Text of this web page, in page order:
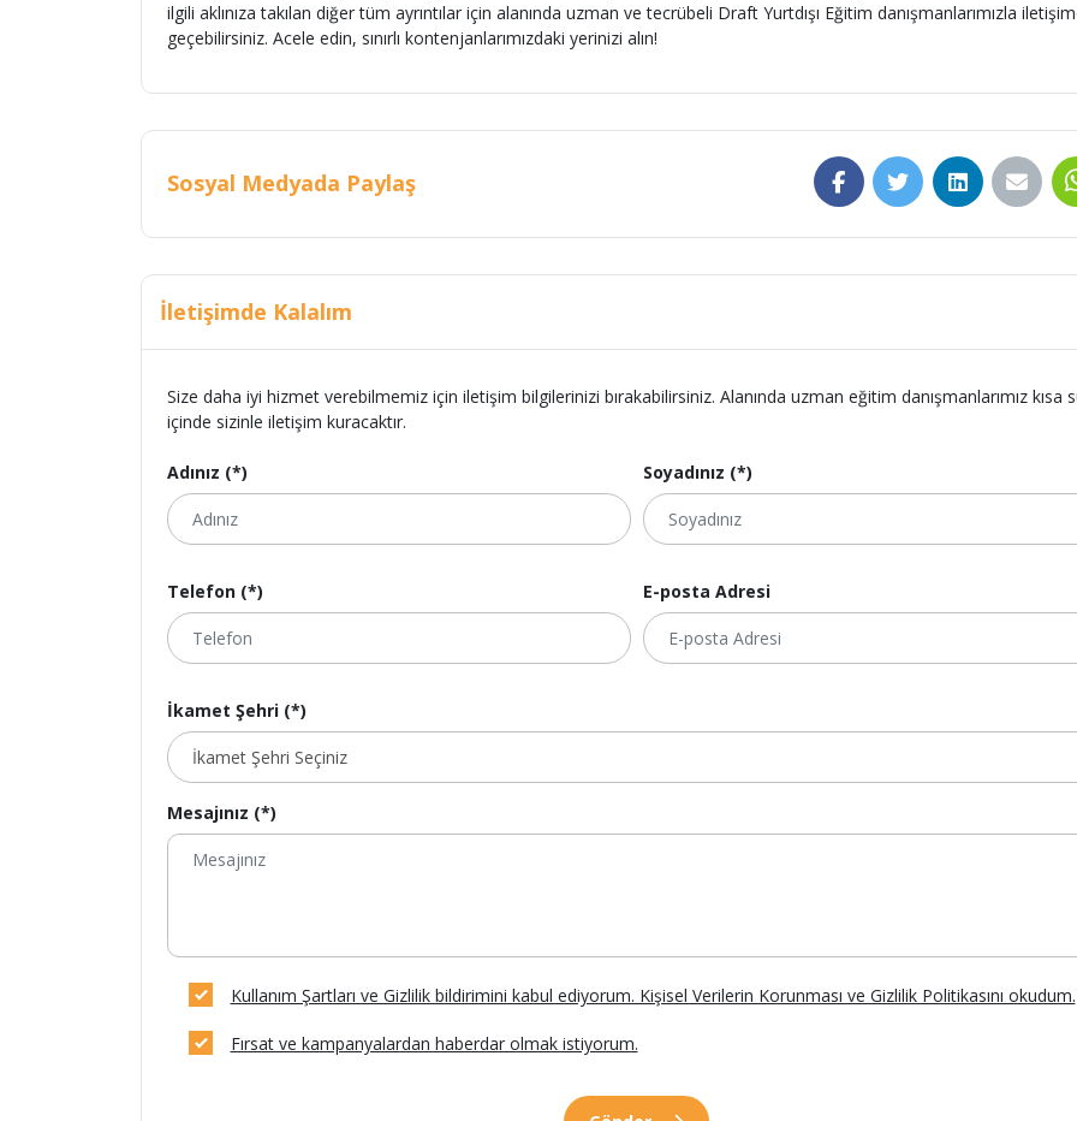
ilgili aklınıza takılan diğer tüm ayrıntılar için alanında uzman ve tecrübeli Draft Yurtdışı Eğitim danışmanlarımızla
geçebilirsiniz. Acele edin, sınırlı kontenjanlarımızdaki yerinizi alın!
Sosyal Medyada Paylaş
İletişimde Kalalım
Size daha iyi hizmet verebilmemiz için iletişim bilgilerinizi bırakabilirsiniz. Alanında uzman eğitim danışmanlarımız kısa
içinde sizinle iletişim kuracaktır.
Adınız (*) Soyadınız (*)
Telefon (*) E-posta Adresi
İkamet Şehri (*)
Mesajınız (*)
Kullanım Şartları ve Gizlilik bildirimini kabul ediyorum. Kişisel Verilerin Korunması ve Gizlilik Politikasını okudum.
Fırsat ve kampanyalardan haberdar olmak istiyorum.